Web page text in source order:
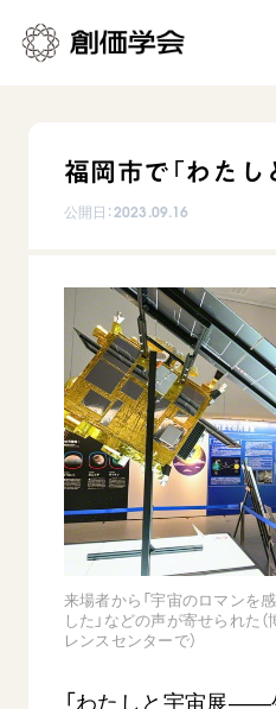
日蓮大聖人の仏法（教学入門
釈尊～法華経
日蓮大聖人
創価学会の三代会長
初代会長・牧口常三郎先生
第2代会長・戸田城聖先生
第3代会長・池田大作先生
日常の活動
朝晩の祈り（勤行・唱題）
座談会
仏法を学ぶ
仏法を語る
主な行事
年間の活動について
友人葬
平和・文化・教育
「平和の文化」を構築
核兵器の廃絶に向け連帯を
「人権文化」「ジェンダー平等
「持続可能な開発目標（SDGs
人道支援
音楽活動
教育本部の活動
世界の創価学会
各国ウェブサイト
世界の創価学会の歴史
基本情報
創価学会 会憲
創価学会 会則
創価学会 社会憲章
組織・機構
会長・理事長・各部長の紹介
会員サポート
座談会御書ｅ講義
小説『新・人間革命』『人間革
御書検索［新版］
関連リンク
創価学会総本部
ご利用にあたって
福岡市で「わたし
公開日：2023.09.16
来場者から「宇宙のロマンを
した」などの声が寄せられた
レンスセンターで）
「わたしと宇宙展――